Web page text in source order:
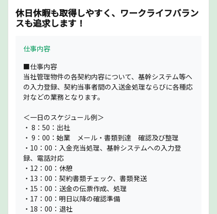
休日休暇も取得しやすく、ワークライフバラン
スも追求します！
仕事内容
■仕事内容
当社管理物件の各契約内容について、基幹システム等へ
の入力登録、契約当事者間の入送金処理ならびに各種応
対などの業務となります。
＜一日のスケジュール例＞
・ 8：50：出社
・ 9：00：始業 メール・書類到達 確認及び整理
・10：00：入金充当処理、基幹システムへの入力登
録、電話対応
・12：00：休憩
・13：00：契約書類チェック、書類発送
・15：00：送金の伝票作成、処理
・17：00：明日以降の確認準備
・18：00：退社